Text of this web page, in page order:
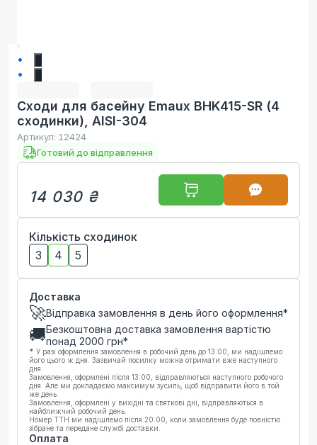
Сходи для басейну Emaux BHK415-SR (4
сходинки), AISI-304
Артикул: 12424
Готовий до відправлення
14 030 ₴
Кількість сходинок
3
4 5
Доставка
🚀Відправка замовлення в день його оформлення*
🚚Безкоштовна доставка замовлення вартістю
понад 2000 грн*
* У разі оформлення замовлення в робочий день до 13:00, ми надішлемо
його цього ж дня. Зазвичай посилку можна отримати вже наступного
дня.
Замовлення, оформлені після 13:00, відправляються наступного робочого
дня. Але ми докладаємо максимум зусиль, щоб відправити його в той
же день.
Замовлення, оформлені у вихідні та святкові дні, відправляються в
найближчий робочий день.
Номер ТТН ми надішлемо після 20:00, коли замовлення буде повністю
зібране та передане службі доставки.
Оплата